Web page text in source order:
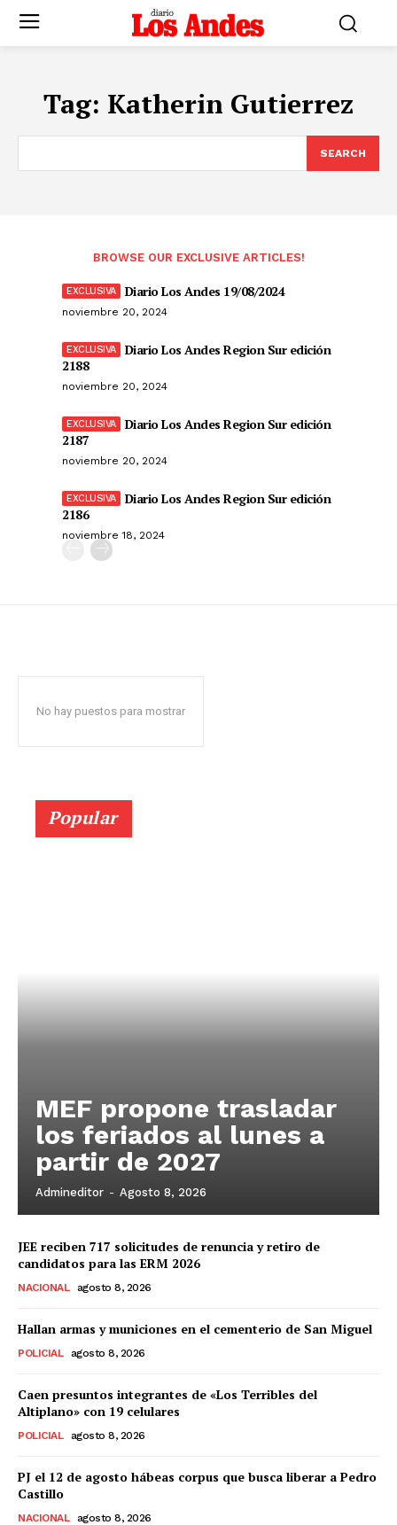
Tag: Katherin Gutierrez
SEARCH
BROWSE OUR EXCLUSIVE ARTICLES!
Diario Los Andes 19/08/2024
noviembre 20, 2024
Diario Los Andes Region Sur edición
2188
noviembre 20, 2024
Diario Los Andes Region Sur edición
2187
noviembre 20, 2024
Diario Los Andes Region Sur edición
2186
noviembre 18, 2024
No hay puestos para mostrar
Popular
MEF propone trasladar
los feriados al lunes a
partir de 2027
Admineditor - Agosto 8, 2026
JEE reciben 717 solicitudes de renuncia y retiro de
candidatos para las ERM 2026
NACIONAL agosto 8, 2026
Hallan armas y municiones en el cementerio de San Miguel
POLICIAL agosto 8, 2026
Caen presuntos integrantes de «Los Terribles del
Altiplano» con 19 celulares
POLICIAL agosto 8, 2026
PJ el 12 de agosto hábeas corpus que busca liberar a Pedro
Castillo
NACIONAL agosto 8, 2026